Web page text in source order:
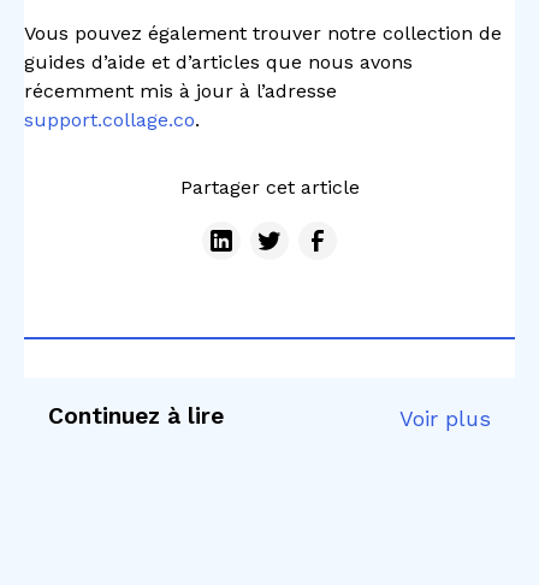
Vous pouvez également trouver notre collection de
guides d’aide et d’articles que nous avons
récemment mis à jour à l’adresse
support.collage.co.
Partager cet article
Continuez à lire Voir plus